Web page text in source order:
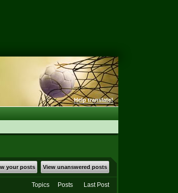
Help translate!
your posts View unanswered posts
Topics Posts
Last Post